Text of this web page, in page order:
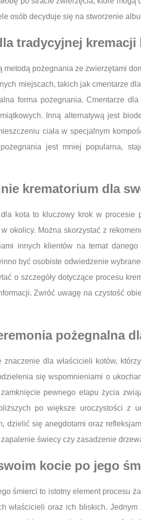
osób decyduje się na stworzenie
tradycyjnej kremacji
pożegnania ze zwierzętami
miejscach, takich jak cmentarze
forma pożegnania. Cmentarze
Inną alternatywą jest
ciała w specjalnym
jest mniej popularna,
krematorium dla
kota to kluczowy krok w
okolicy. Można skorzystać z
innych klientów na temat
być osobiste odwiedzenie
o szczegóły dotyczące procesu
Zwróć uwagę na czystość
pożegnalna
znaczenie dla właścicieli kotów,
się wspomnieniami o
pewnego etapu życia
po większe uroczystości z
dzielić się anegdotami oraz
świecy czy zasadzenie
kocie po jego
śmierci to istotny element procesu
właścicieli oraz ich bliskich.